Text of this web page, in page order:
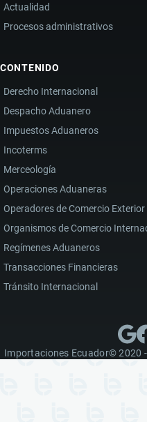
Actualidad
Procesos administrativos
CONTENIDO
Derecho Internacional
Despacho Aduanero
Impuestos Aduaneros
Incoterms
Merceología
Operaciones Aduaneras
Operadores de Comercio Exterior
Organismos de Comercio
Regímenes Aduaneros
Transacciones Financieras
Tránsito Internacional
Importaciones Ecuador© 2020